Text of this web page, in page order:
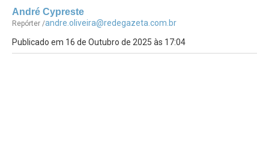
André Cypreste
Repórter /andre.oliveira@redegazeta.com.br
Publicado em 16 de Outubro de 2025 às 17:04